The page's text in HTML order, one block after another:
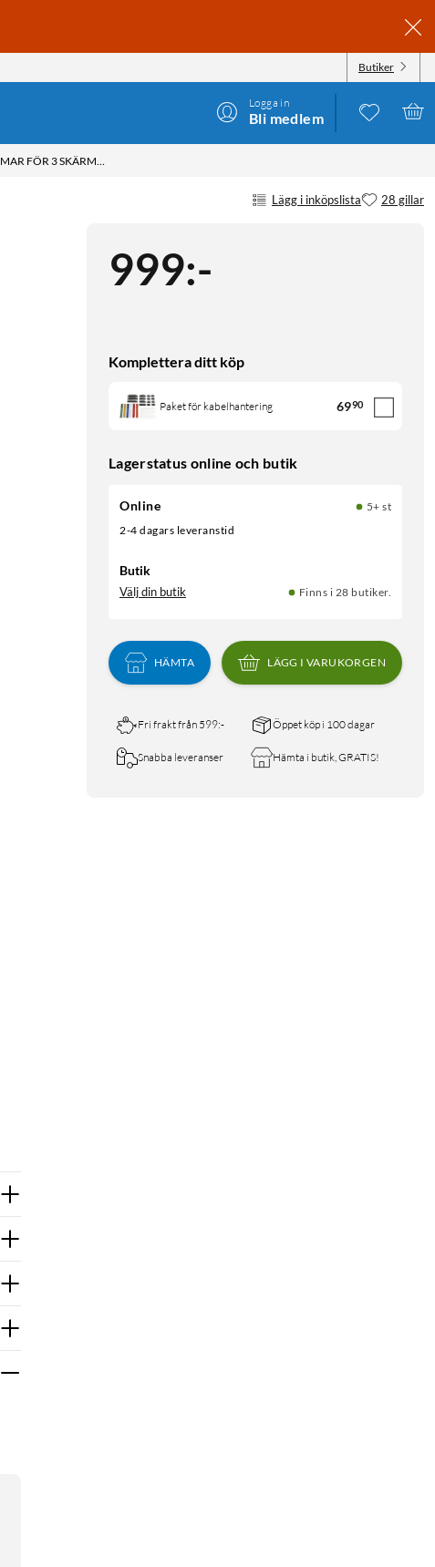
Butiker
Logga in
Bli medlem
LOGILINK BORDSFÄSTE MED ARMAR FÖR 3 SKÄRMAR PÅ 13-27"
Lägg i inköpslista 28 gillar
999:-
Komplettera ditt köp
Paket för kabelhantering 6990
Lagerstatus online och butik
Online
5+ st
2-4 dagars leveranstid
Butik
Välj din butik Finns i 28 butiker.
HÄMTA LÄGG I VARUKORGEN
Fri frakt från 599:- Öppet köp i 100 dagar
Snabba leveranser Hämta i butik, GRATIS!